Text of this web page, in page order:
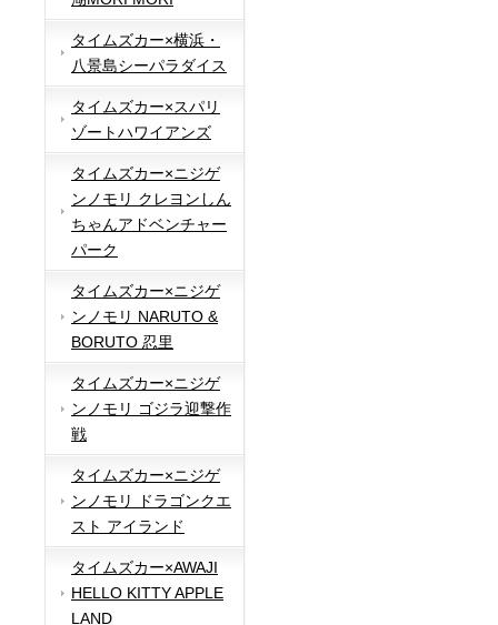
タイムズカー×横浜・
八景島シーパラダイス
タイムズカー×スパリ
ゾートハワイアンズ
タイムズカー×ニジゲ
ンノモリ クレヨンしん
ちゃんアドベンチャー
パーク
タイムズカー×ニジゲ
ンノモリ NARUTO &
BORUTO 忍里
タイムズカー×ニジゲ
ンノモリ ゴジラ迎撃作
戦
タイムズカー×ニジゲ
ンノモリ ドラゴンクエ
スト アイランド
タイムズカー×AWAJI
HELLO KITTY APPLE
LAND